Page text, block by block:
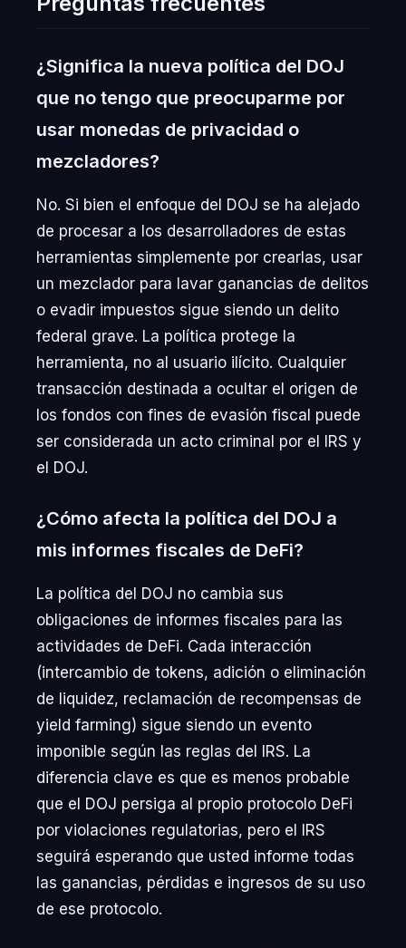
¿Significa la nueva política del DOJ
que no tengo que preocuparme por
usar monedas de privacidad o
mezcladores?
No. Si bien el enfoque del DOJ se ha alejado
de procesar a los desarrolladores de estas
herramientas simplemente por crearlas, usar
un mezclador para lavar ganancias de delitos
o evadir impuestos sigue siendo un delito
federal grave. La política protege la
herramienta, no al usuario ilícito. Cualquier
transacción destinada a ocultar el origen de
los fondos con fines de evasión fiscal puede
ser considerada un acto criminal por el IRS y
el DOJ.
¿Cómo afecta la política del DOJ a
mis informes fiscales de DeFi?
La política del DOJ no cambia sus
obligaciones de informes fiscales para las
actividades de DeFi. Cada interacción
(intercambio de tokens, adición o eliminación
de liquidez, reclamación de recompensas de
yield farming) sigue siendo un evento
imponible según las reglas del IRS. La
diferencia clave es que es menos probable
que el DOJ persiga al propio protocolo DeFi
por violaciones regulatorias, pero el IRS
seguirá esperando que usted informe todas
las ganancias, pérdidas e ingresos de su uso
de ese protocolo.